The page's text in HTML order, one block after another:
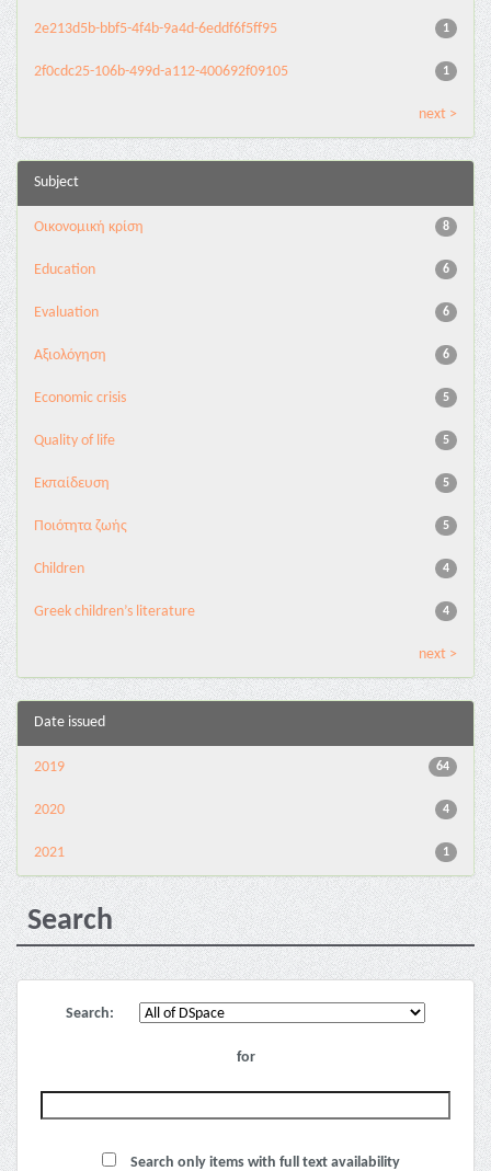
1
2e213d5b-bbf5-4f4b-9a4d-6eddf6f5ff95
1
2f0cdc25-106b-499d-a112-400692f09105
next >
Subject
8
Οικονομική κρίση
6
Education
6
Evaluation
6
Αξιολόγηση
5
Economic crisis
5
Quality of life
5
Εκπαίδευση
5
Ποιότητα ζωής
4
Children
4
Greek children’s literature
next >
Date issued
64
2019
4
2020
1
2021
Search
Search:
for
Search only items with full text availability